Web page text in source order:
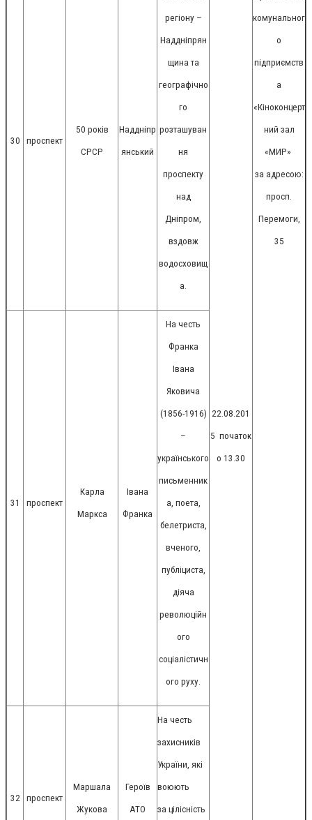
30 проспект
50 років
СРСР
Наддніпр
янський
регіону –
Наддніпрян
щина та
географічно
го
розташуван
ня
проспекту
над
Дніпром,
вздовж
водосховищ
а.
22.08.201
5 початок
о 13.30
комунальног
о
підприємств
а
«Кіноконцерт
ний зал
«МИР»
за адресою:
просп.
Перемоги,
35
31 проспект
Карла
Маркса
Івана
Франка
На честь
Франка
Івана
Яковича
(1856-1916)
–
українського
письменник
а, поета,
белетриста,
вченого,
публіциста,
діяча
революційн
ого
соціалістичн
ого руху.
32 проспект
Маршала
Жукова
Героїв
АТО
На честь
захисників
України, які
воюють
за цілісність